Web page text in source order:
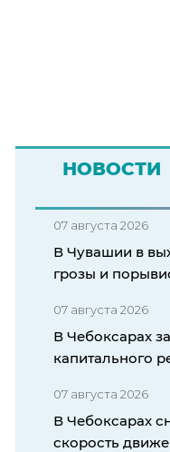
НОВОСТИ
07 августа 2026
В Чувашии в
грозы и
07 августа 2026
В Чебоксарах
капитального
07 августа 2026
В Чебоксарах
скорость